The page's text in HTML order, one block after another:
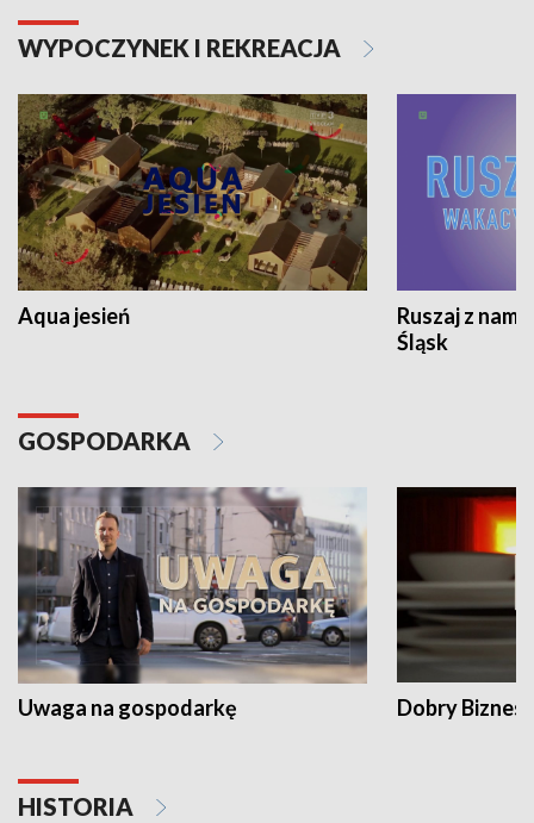
WYPOCZYNEK I REKREACJA
Aqua jesień
Ruszaj z
Śląsk
GOSPODARKA
Uwaga na gospodarkę Dobry Biznes
HISTORIA